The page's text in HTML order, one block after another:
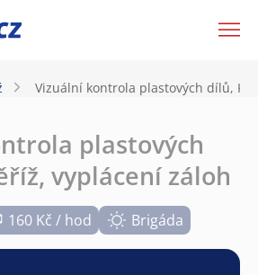
Vizuální kontrola plastových dílů,
plastových
vyplácení záloh
160 Kč / hod Brigáda